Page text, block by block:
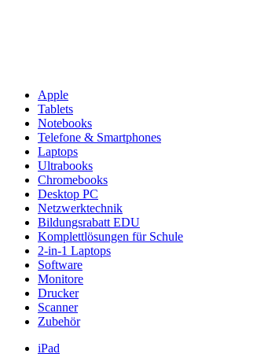
Apple
Tablets
Notebooks
Telefone & Smartphones
Laptops
Ultrabooks
Chromebooks
Desktop PC
Netzwerktechnik
Bildungsrabatt EDU
Komplettlösungen für Schule
2-in-1 Laptops
Software
Monitore
Drucker
Scanner
Zubehör
iPad